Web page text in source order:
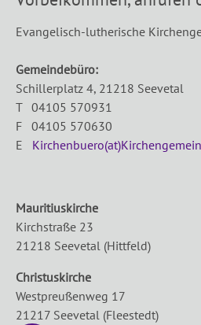
Evangelisch-lutherische
Gemeindebüro:
Schillerplatz 4, 21218 Seevetal
T 04105 570931
F 04105 570630
E
Mauritiuskirche
Kirchstraße 23
21218 Seevetal (Hittfeld)
Christuskirche
Westpreußenweg 17
21217 Seevetal (Fleestedt)